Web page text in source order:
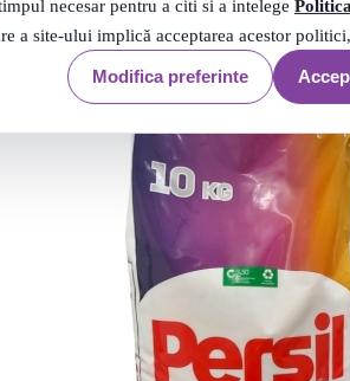
necesar pentru a citi si a intelege
a site-ului implică acceptarea acestor
Modifica preferinte